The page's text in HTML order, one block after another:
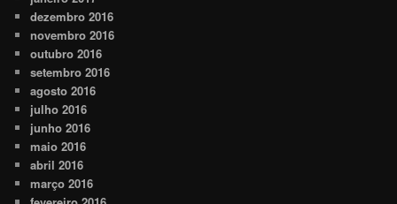
dezembro 2016
novembro 2016
outubro 2016
setembro 2016
agosto 2016
julho 2016
junho 2016
maio 2016
abril 2016
março 2016